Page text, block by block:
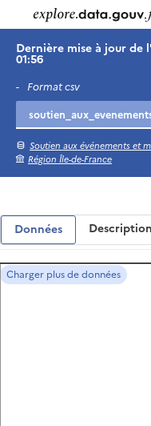
Dernière mise à jour de
01:56
- Format csv
Soutien aux événements et
Région Île-de-France
Données Description
Charger plus de données